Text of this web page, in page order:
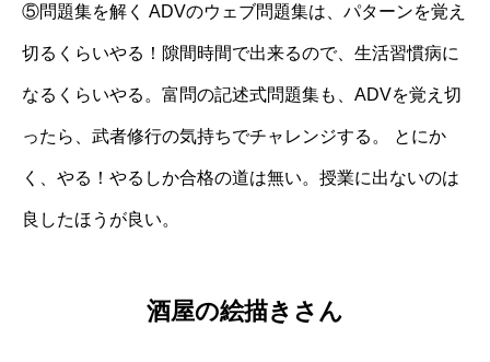
⑤問題集を解く ADVのウェブ問題集は、パターンを覚え
切るくらいやる！隙間時間で出来るので、生活習慣病に
なるくらいやる。富問の記述式問題集も、ADVを覚え切
ったら、武者修行の気持ちでチャレンジする。 とにか
く、やる！やるしか合格の道は無い。授業に出ないのは
良したほうが良い。
酒屋の絵描きさん